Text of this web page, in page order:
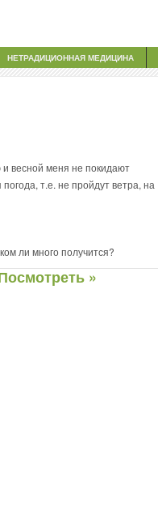
НЕТРАДИЦИОННАЯ МЕДИЦИНА
весной меня не покидают
т.е. не пройдут ветра, на
ли много получится?
»